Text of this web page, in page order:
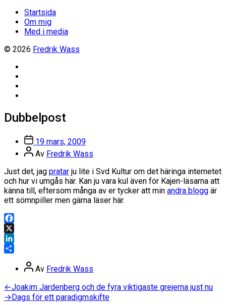
Startsida
Om mig
Med i media
© 2026 Fredrik Wass
Dubbelpost
Inläggsdatum
19 mars, 2009
Inläggsförfattare
Av Fredrik Wass
Just det, jag pratar ju lite i Svd Kultur om det häringa internetet
och hur vi umgås här. Kan ju vara kul även för Kajen-läsarna att
känna till, eftersom många av er tycker att min andra blogg är
ett sömnpiller men gärna läser här.
Facebook
X
LinkedIn
Inläggsförfattare
Av Fredrik Wass
Inläggsnavigering
←Föregående
inlägg:
Joakim Jardenberg och de fyra viktigaste grejerna just nu
→Nästa
Dags för ett paradigmskifte